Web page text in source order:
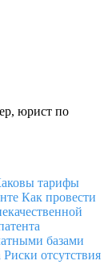
юрист по
тарифы
Как провести
базами
Риски отсутствия